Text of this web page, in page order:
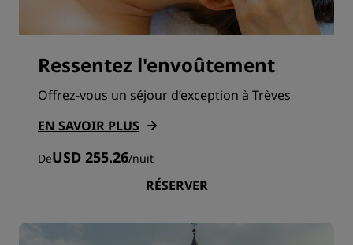
Ressentez l'envoûtement
Offrez-vous un séjour d’exception à Trèves
EN SAVOIR PLUS
DeUSD 255.26/nuit
RÉSERVER